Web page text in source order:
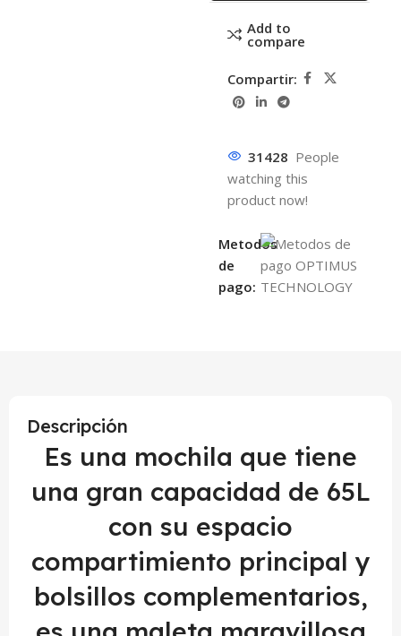
Add to
compare
Compartir:
31428 People
watching this
product now!
Metodos
de
pago:
Descripción
Es una mochila que tiene
una gran capacidad de 65L
con su espacio
compartimiento principal y
bolsillos complementarios,